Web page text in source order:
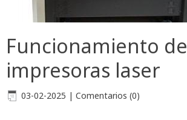
Funcionamiento de
impresoras laser
03-02-2025 | Comentarios (0)